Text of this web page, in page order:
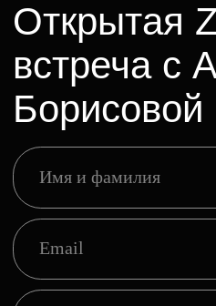
+7
Нажимая на кнопку, вы соглашаетесь на
обработку данных и получение писем
и сообщений от Высшей школы «Среда
обучения» и Школы кино и телевидения
«Индустрия»